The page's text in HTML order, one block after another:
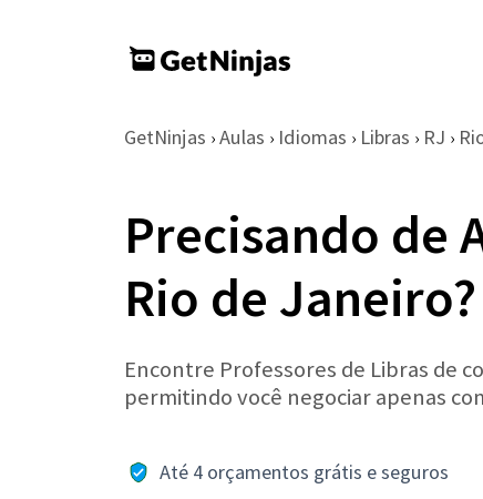
GetNinjas › Aulas › Idiomas › Libras › RJ ›
Precisando de
Rio de Janeiro?
Encontre Professores de Libras de
permitindo você negociar apenas
Até 4 orçamentos grátis e seguros